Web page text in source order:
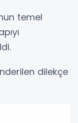
temel
dilekçe